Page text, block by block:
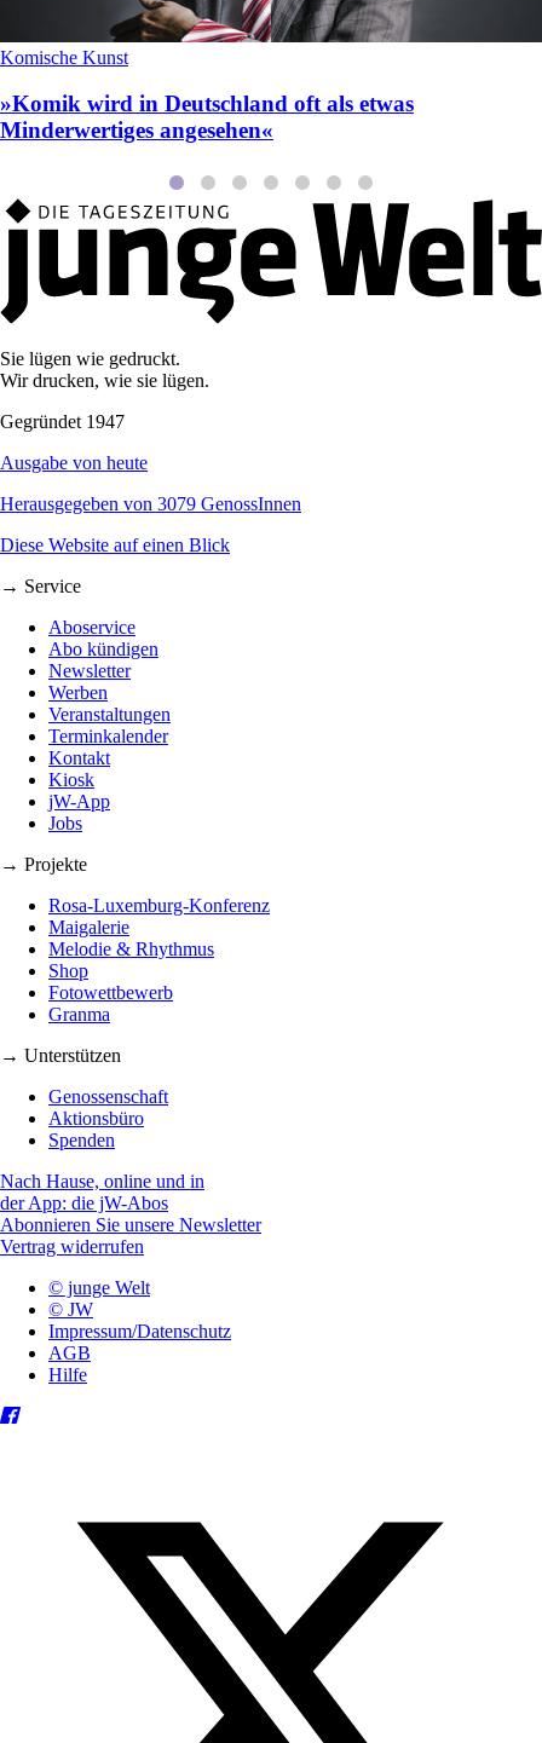
Komische Kunst
»Komik wird in Deutschland oft als etwas
Minderwertiges angesehen«
Sie lügen wie gedruckt.
Wir drucken, wie sie lügen.
Gegründet 1947
Ausgabe von heute
Herausgegeben von 3079 GenossInnen
Diese Website auf einen Blick
→ Service
Aboservice
Abo kündigen
Newsletter
Werben
Veranstaltungen
Terminkalender
Kontakt
Kiosk
jW-App
Jobs
→ Projekte
Rosa-Luxemburg-Konferenz
Maigalerie
Melodie & Rhythmus
Shop
Fotowettbewerb
Granma
→ Unterstützen
Genossenschaft
Aktionsbüro
Spenden
Nach Hause, online und in
der App: die jW-Abos
Abonnieren Sie unsere Newsletter
Vertrag widerrufen
© junge Welt
© JW
Impressum/Datenschutz
AGB
Hilfe